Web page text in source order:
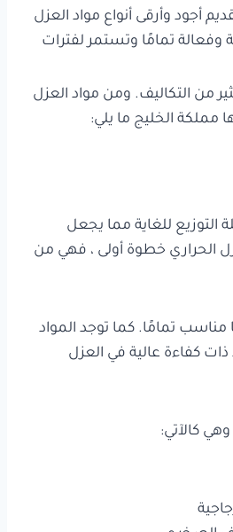
أجود وأرقى أنواع مواد العزل
وفعالة تمامًا وتستمر لفترات
من التكاليف. ومن مواد العزل
مملكة الخليج ما يلي:
التوزيع للغاية مما يجعل
الحراري خطوة أولى ، فهي من
مناسب تمامًا. كما توجد المواد
ذات كفاءة عالية في العزل
كالآتي: